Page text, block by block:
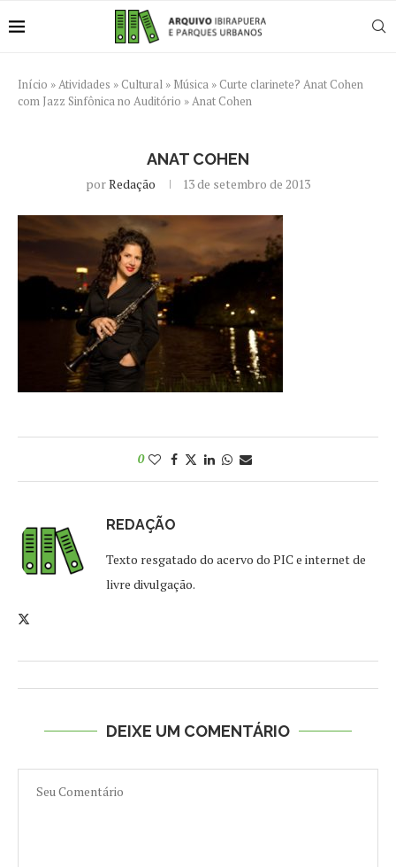
Início »Atividades » Cultural » Música » Curte clarinete? Anat Cohen
com Jazz Sinfônica no Auditório »Anat Cohen
ANAT COHEN
porRedação 13 de setembro de 2013
0
REDAÇÃO
Texto resgatado do acervo do PIC e internet de
livre divulgação.
DEIXE UM COMENTÁRIO